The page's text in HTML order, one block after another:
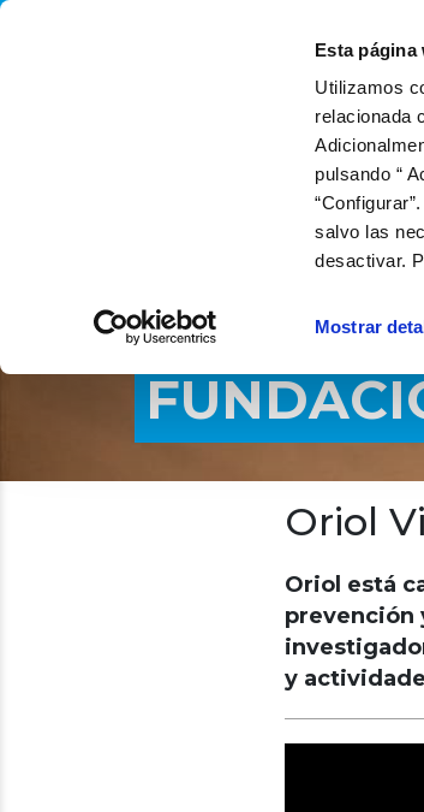
Esta página
Utilizamos
relacionada
pulsando “
salvo las
desactivar.
Mostrar
Oriol
Oriol está
prevención
y